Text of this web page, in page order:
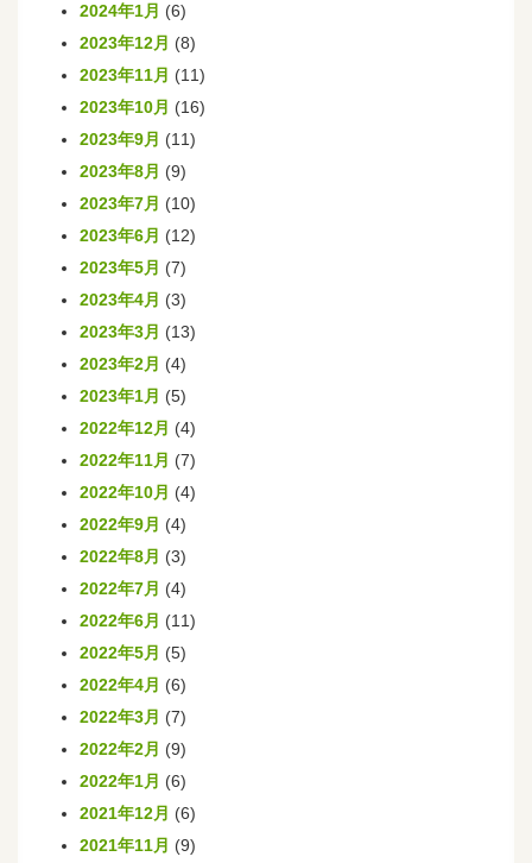
2024年1月 (6)
2023年12月 (8)
2023年11月 (11)
2023年10月 (16)
2023年9月 (11)
2023年8月 (9)
2023年7月 (10)
2023年6月 (12)
2023年5月 (7)
2023年4月 (3)
2023年3月 (13)
2023年2月 (4)
2023年1月 (5)
2022年12月 (4)
2022年11月 (7)
2022年10月 (4)
2022年9月 (4)
2022年8月 (3)
2022年7月 (4)
2022年6月 (11)
2022年5月 (5)
2022年4月 (6)
2022年3月 (7)
2022年2月 (9)
2022年1月 (6)
2021年12月 (6)
2021年11月 (9)